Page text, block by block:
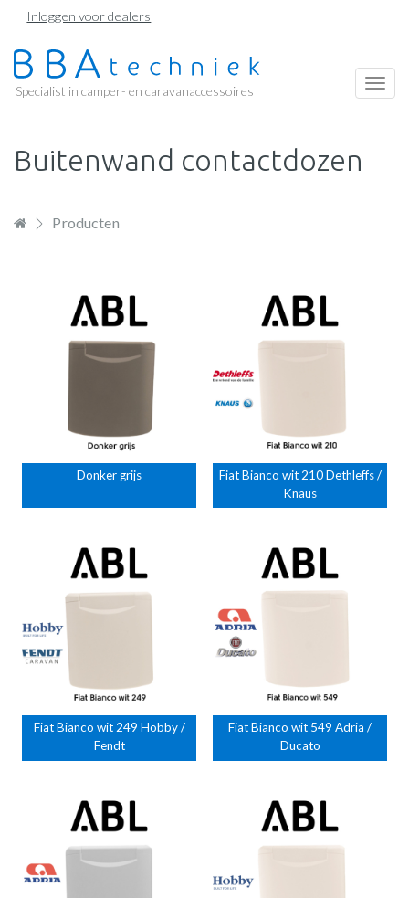
Overslaan
naar
de
Inloggen voor dealers
Specialist in camper- en caravanaccessoires
Buitenwand contactdozen
Producten
Donker grijs
Fiat Bianco wit 210 Dethleffs /
Knaus
Fiat Bianco wit 249 Hobby /
Fendt
Fiat Bianco wit 549 Adria /
Ducato